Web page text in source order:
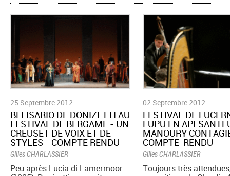
25 Septembre 2012
BELISARIO DE DONIZETTI AU
FESTIVAL DE BERGAME - UN
CREUSET DE VOIX ET DE
STYLES - COMPTE RENDU
Gilles CHARLASSIER
Peu après Lucia di Lamermoor
02 Septembre 2012
FESTIVAL DE
LUPU EN
MANOURY
COMPTE-RENDU
Gilles CHARLASSIER
Toujours très